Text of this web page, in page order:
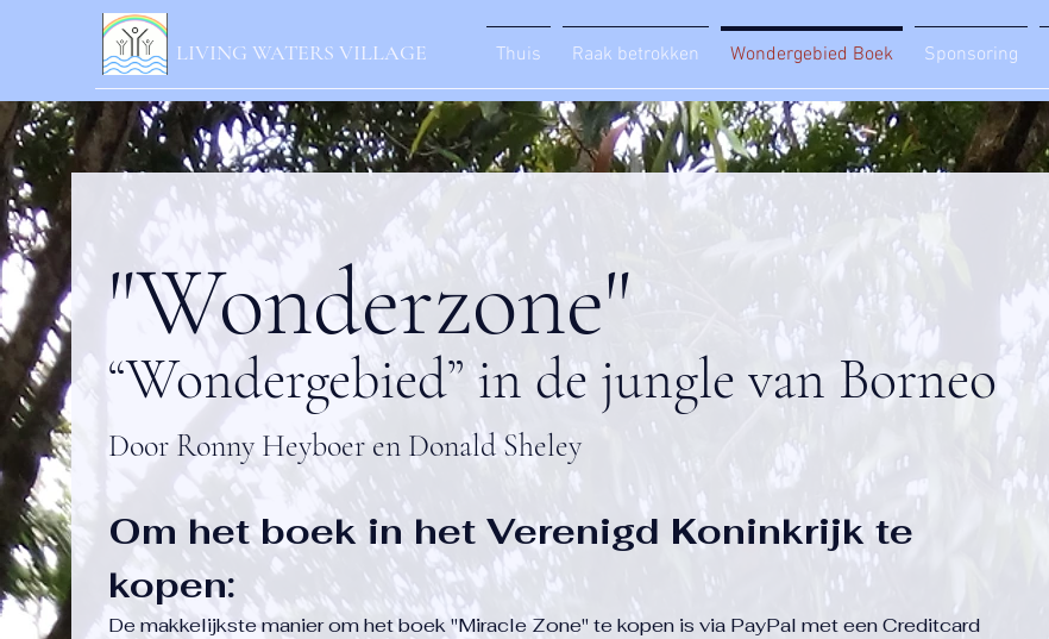
LIVING WATERS VILLAGE Thuis Raak betrokken Wondergebied Boek Sponsoring
"Wonderzone"
“Wondergebied” in de jungle van Borneo
Door Ronny Heyboer en Donald Sheley
Om het boek in het Verenigd Koninkrijk te
kopen:
De makkelijkste manier om het boek "Miracle Zone" te kopen is via PayPal met een Creditcard